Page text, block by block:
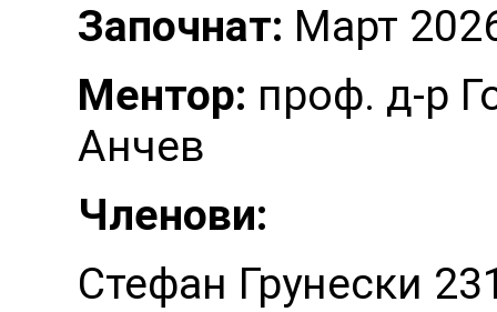
Започнат: Март
Ментор: проф. д-р
Анчев
Членови:
Стефан Грунески